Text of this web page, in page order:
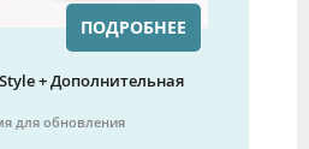
+ Дополнительная
для обновления
ПОДРОБНЕЕ